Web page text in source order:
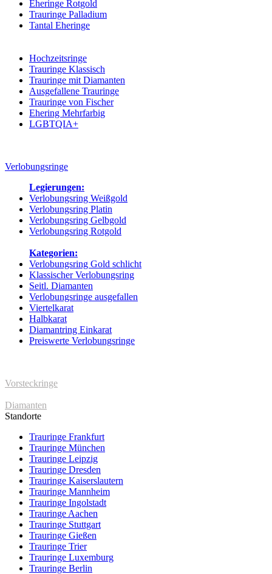
Eheringe Rotgold
Trauringe Palladium
Tantal Eheringe
Hochzeitsringe
Trauringe Klassisch
Trauringe mit Diamanten
Ausgefallene Trauringe
Trauringe von Fischer
Ehering Mehrfarbig
LGBTQIA+
Verlobungsringe
Legierungen:
Verlobungsring Weißgold
Verlobungsring Platin
Verlobungsring Gelbgold
Verlobungsring Rotgold
Kategorien:
Verlobungsring Gold schlicht
Klassischer Verlobungsring
Seitl. Diamanten
Verlobungsringe ausgefallen
Viertelkarat
Halbkarat
Diamantring Einkarat
Preiswerte Verlobungsringe
Vorsteckringe
Diamanten
Standorte
Trauringe Frankfurt
Trauringe München
Trauringe Leipzig
Trauringe Dresden
Trauringe Kaiserslautern
Trauringe Mannheim
Trauringe Ingolstadt
Trauringe Aachen
Trauringe Stuttgart
Trauringe Gießen
Trauringe Trier
Trauringe Luxemburg
Trauringe Berlin